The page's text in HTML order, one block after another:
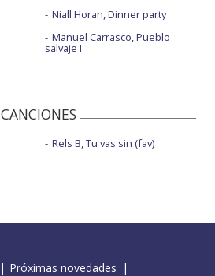
Niall Horan, Dinner party
Manuel Carrasco, Pueblo
salvaje I
CANCIONES
Rels B, Tu vas sin (fav)
Próximas novedades